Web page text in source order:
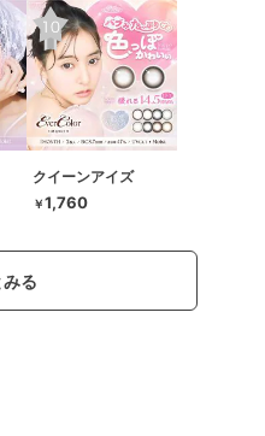
クイーンアイズ
￥1,760
みる